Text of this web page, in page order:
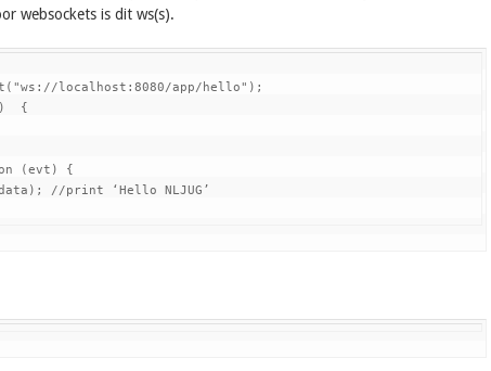
websockets is dit ws(s).
localhost:8080/app/hello");
{
(evt) {
//print ‘Hello NLJUG’